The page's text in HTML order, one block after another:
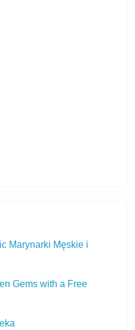
Marynarki Męskie i
Gems with a Free